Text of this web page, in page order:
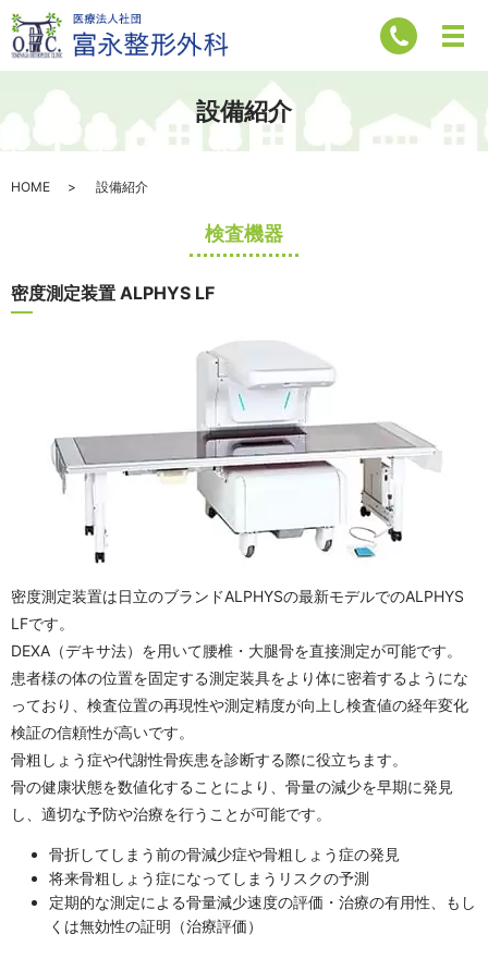
設備紹介
HOME 設備紹介
検査機器
密度測定装置 ALPHYS LF
密度測定装置は日立のブランドALPHYSの最新モデルでのALPHYS
LFです。
DEXA（デキサ法）を用いて腰椎・大腿骨を直接測定が可能です。
患者様の体の位置を固定する測定装具をより体に密着するようにな
っており、検査位置の再現性や測定精度が向上し検査値の経年変化
検証の信頼性が高いです。
骨粗しょう症や代謝性骨疾患を診断する際に役立ちます。
骨の健康状態を数値化することにより、骨量の減少を早期に発見
し、適切な予防や治療を行うことが可能です。
骨折してしまう前の骨減少症や骨粗しょう症の発見
将来骨粗しょう症になってしまうリスクの予測
定期的な測定による骨量減少速度の評価・治療の有用性、もし
くは無効性の証明（治療評価）